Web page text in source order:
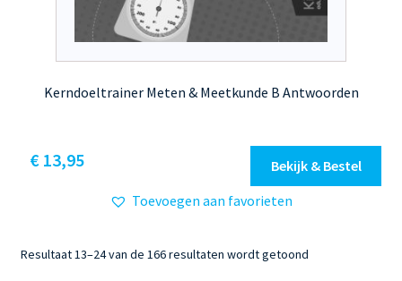
Kerndoeltrainer Meten & Meetkunde B Antwoorden
€13,95
Bekijk & Bestel
Toevoegen aan favorieten
Resultaat 13–24 van de 166 resultaten wordt getoondGesorteerd